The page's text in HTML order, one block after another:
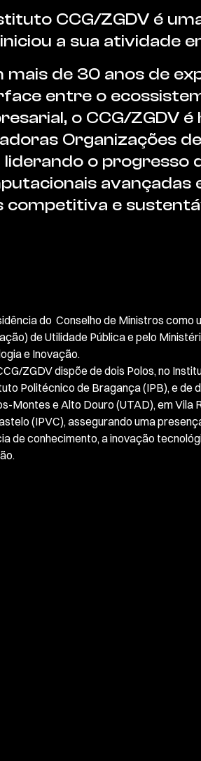
CCG/ZGDV é
a sua atividade
mais de 30 anos de
entre o
o CCG/ZGDV
Organizações
liderando o progresso
avançadas
competitiva e
do Conselho de Ministros como
de Utilidade Pública e pelo
e Inovação.
ZGDV dispõe de dois Polos, no
Politécnico de Bragança (IPB), e de
Montes e Alto Douro (UTAD), em Vila
(IPVC), assegurando uma
de conhecimento, a inovação